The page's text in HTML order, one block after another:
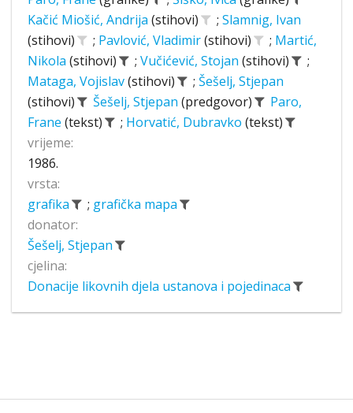
Kačić Miošić, Andrija (stihovi) ; Slamnig, Ivan
(stihovi)
; Pavlović, Vladimir(stihovi) ; Martić,
Nikola (stihovi) ; Vučićević, Stojan (stihovi)
;
Mataga, Vojislav(stihovi) ; Šešelj, Stjepan
(stihovi)
Šešelj, Stjepan (predgovor)
Paro,
Frane (tekst) ; Horvatić, Dubravko (tekst)
vrijeme:
1986.
vrsta:
grafika
; grafička mapa
donator:
Šešelj, Stjepan
cjelina:
Donacije likovnih djela ustanova i pojedinaca